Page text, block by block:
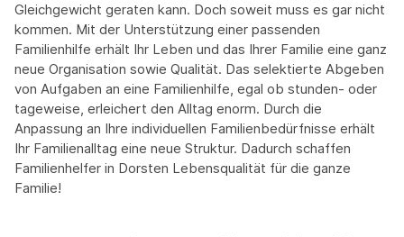
Gleichgewicht geraten kann. Doch soweit muss es gar nicht
kommen. Mit der Unterstützung einer passenden
Familienhilfe erhält Ihr Leben und das Ihrer Familie eine ganz
neue Organisation sowie Qualität. Das selektierte Abgeben
von Aufgaben an eine Familienhilfe, egal ob stunden- oder
tageweise, erleichert den Alltag enorm. Durch die
Anpassung an Ihre individuellen Familienbedürfnisse erhält
Ihr Familienalltag eine neue Struktur. Dadurch schaffen
Familienhelfer in Dorsten Lebensqualität für die ganze
Familie!